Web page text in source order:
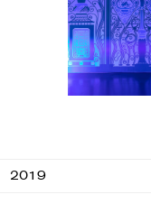
2019